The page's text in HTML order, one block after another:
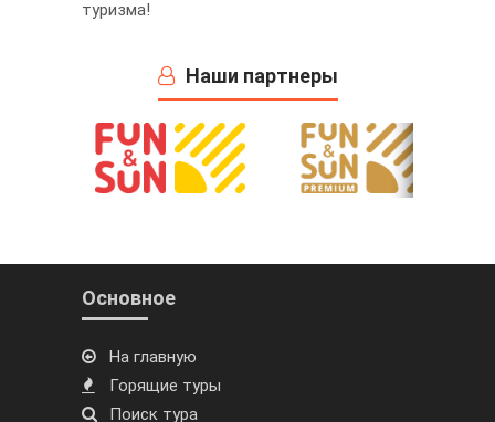
туризма!
Наши партнеры
Основное
На главную
Горящие туры
Поиск тура